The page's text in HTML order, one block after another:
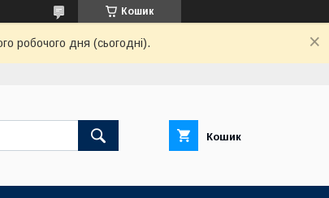
Кошик
робочого дня (сьогодні).
Кошик